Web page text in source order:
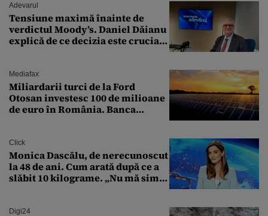
Adevarul
Tensiune maximă înainte de
verdictul Moody’s. Daniel Dăianu
explică de ce decizia este crucială
Mediafax
Miliardarii turci de la Ford
Otosan investesc 100 de milioane
de euro în România. Banca
Click
Monica Dascălu, de nerecunoscut
la 48 de ani. Cum arată după ce a
slăbit 10 kilograme. „Nu mă simt
Digi24